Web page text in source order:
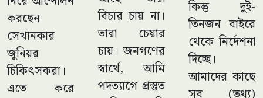
করছেন
সেখানকার
জুনিয়র
চিকিৎসকরা।
এতে করে
বিচার চায় না।
তারা চেয়ার
চায়। জনগণের
স্বার্থে, আমি
পদত্যাগে প্রস্তুত
কিন্তু দুই-
তিনজন বাইরে
থেকে নির্দেশনা
দিচ্ছে।
আমাদের কাছে
সব (তথ্য)